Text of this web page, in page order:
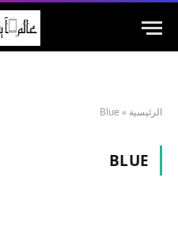
الرئيسية »
Blue
BLUE